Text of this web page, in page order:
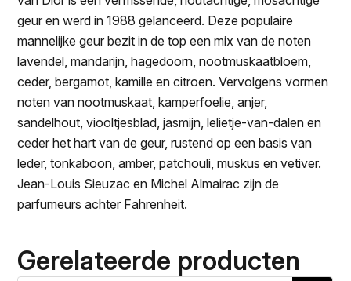
geur en werd in 1988 gelanceerd. Deze populaire
mannelijke geur bezit in de top een mix van de noten
lavendel, mandarijn, hagedoorn, nootmuskaatbloem,
ceder, bergamot, kamille en citroen. Vervolgens vormen
noten van nootmuskaat, kamperfoelie, anjer,
sandelhout, viooltjesblad, jasmijn, lelietje-van-dalen en
ceder het hart van de geur, rustend op een basis van
leder, tonkaboon, amber, patchouli, muskus en vetiver.
Jean-Louis Sieuzac en Michel Almairac zijn de
parfumeurs achter Fahrenheit.
Gerelateerde producten